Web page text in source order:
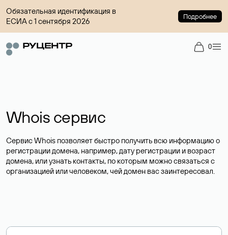
Обязательная идентификация в
ЕСИА с 1 сентября 2026
Подробнее
0
Whois сервис
Сервис Whois позволяет быстро получить всю информацию о
регистрации домена, например, дату регистрации и возраст
домена, или узнать контакты, по которым можно связаться с
организацией или человеком, чей домен вас заинтересовал.